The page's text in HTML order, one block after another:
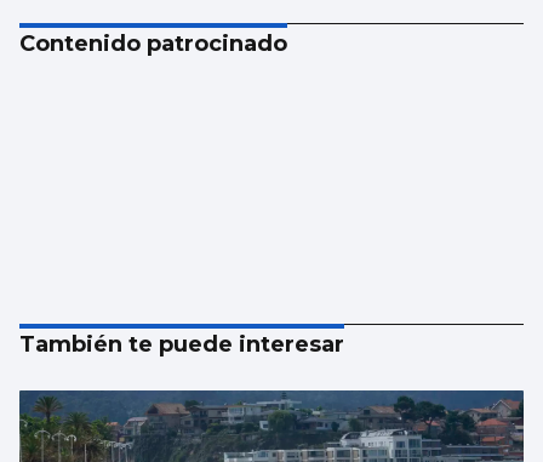
Contenido patrocinado
También te puede interesar